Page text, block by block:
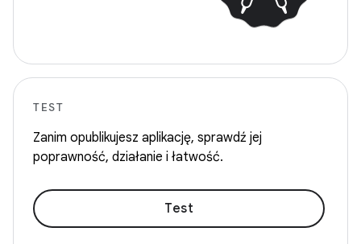
TEST
Zanim opublikujesz aplikację, sprawdź jej
poprawność, działanie i łatwość.
Test